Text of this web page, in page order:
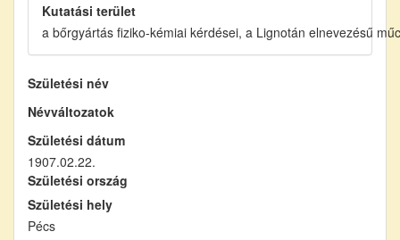
Kutatási terület
a bőrgyártás fiziko-kémiai kérdései, a Lignotán elnevezésű
Születési név
Névváltozatok
Születési dátum
1907.02.22.
Születési ország
Születési hely
Pécs